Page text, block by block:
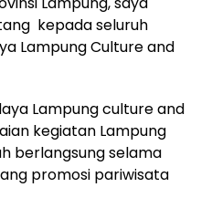
kepada seluruh
Lampung Culture and
Lampung culture and
kegiatan Lampung
berlangsung selama
promosi pariwisata